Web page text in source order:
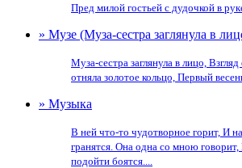
Пред милой гостьей с дудочкой в
» Музе (Муза-сестра заглянула в
Муза-сестра заглянула в лицо,
отняла золотое кольцо, Первый
» Музыка
В ней что-то чудотворное горит, И на
гранятся. Она одна со мною говорит,
подойти боятся....